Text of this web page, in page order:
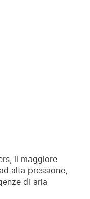
il maggiore
alta pressione,
di aria